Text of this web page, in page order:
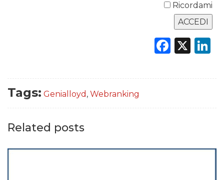
Ricordami
X
Tags: Genialloyd , Webranking
Related posts